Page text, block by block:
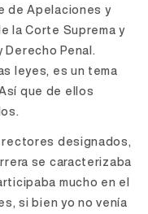
de Apelaciones y
la Corte Suprema y
Penal.
leyes, es un tema
que de ellos
rectores designados,
se caracterizaba
mucho en el
si bien yo no venía